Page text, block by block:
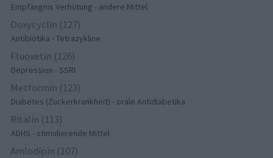
Empfängnis Verhütung - andere Mittel
Doxycyclin (127)
Antibiotika - Tetrazykline
Fluoxetin (126)
Depression - SSRI
Metformin (123)
Diabetes (Zuckerkrankheit) - orale Antidiabetika
Ritalin (113)
ADHS - stimulierende Mittel
Amlodipin (107)